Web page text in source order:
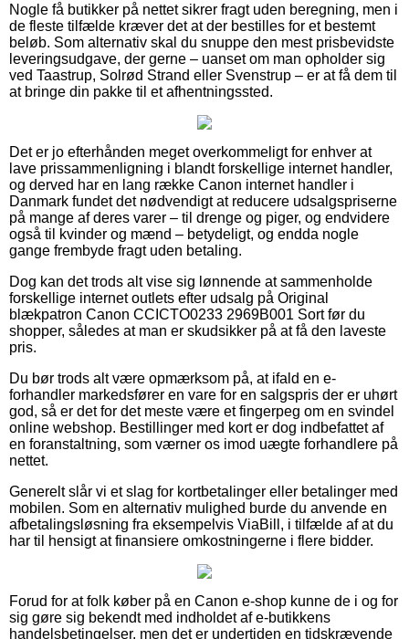
Nogle få butikker på nettet sikrer fragt uden beregning, men i
de fleste tilfælde kræver det at der bestilles for et bestemt
beløb. Som alternativ skal du snuppe den mest prisbevidste
leveringsudgave, der gerne – uanset om man opholder sig
ved Taastrup, Solrød Strand eller Svenstrup – er at få dem til
at bringe din pakke til et afhentningssted.
Det er jo efterhånden meget overkommeligt for enhver at
lave prissammenligning i blandt forskellige internet handler,
og derved har en lang række Canon internet handler i
Danmark fundet det nødvendigt at reducere udsalgspriserne
på mange af deres varer – til drenge og piger, og endvidere
også til kvinder og mænd – betydeligt, og endda nogle
gange frembyde fragt uden betaling.
Dog kan det trods alt vise sig lønnende at sammenholde
forskellige internet outlets efter udsalg på Original
blækpatron Canon CCICTO0233 2969B001 Sort før du
shopper, således at man er skudsikker på at få den laveste
pris.
Du bør trods alt være opmærksom på, at ifald en e-
forhandler markedsfører en vare for en salgspris der er uhørt
god, så er det for det meste være et fingerpeg om en svindel
online webshop. Bestillinger med kort er dog indbefattet af
en foranstaltning, som værner os imod uægte forhandlere på
nettet.
Generelt slår vi et slag for kortbetalinger eller betalinger med
mobilen. Som en alternativ mulighed burde du anvende en
afbetalingsløsning fra eksempelvis ViaBill, i tilfælde af at du
har til hensigt at finansiere omkostningerne i flere bidder.
Forud for at folk køber på en Canon e-shop kunne de i og for
sig gøre sig bekendt med indholdet af e-butikkens
handelsbetingelser, men det er undertiden en tidskrævende